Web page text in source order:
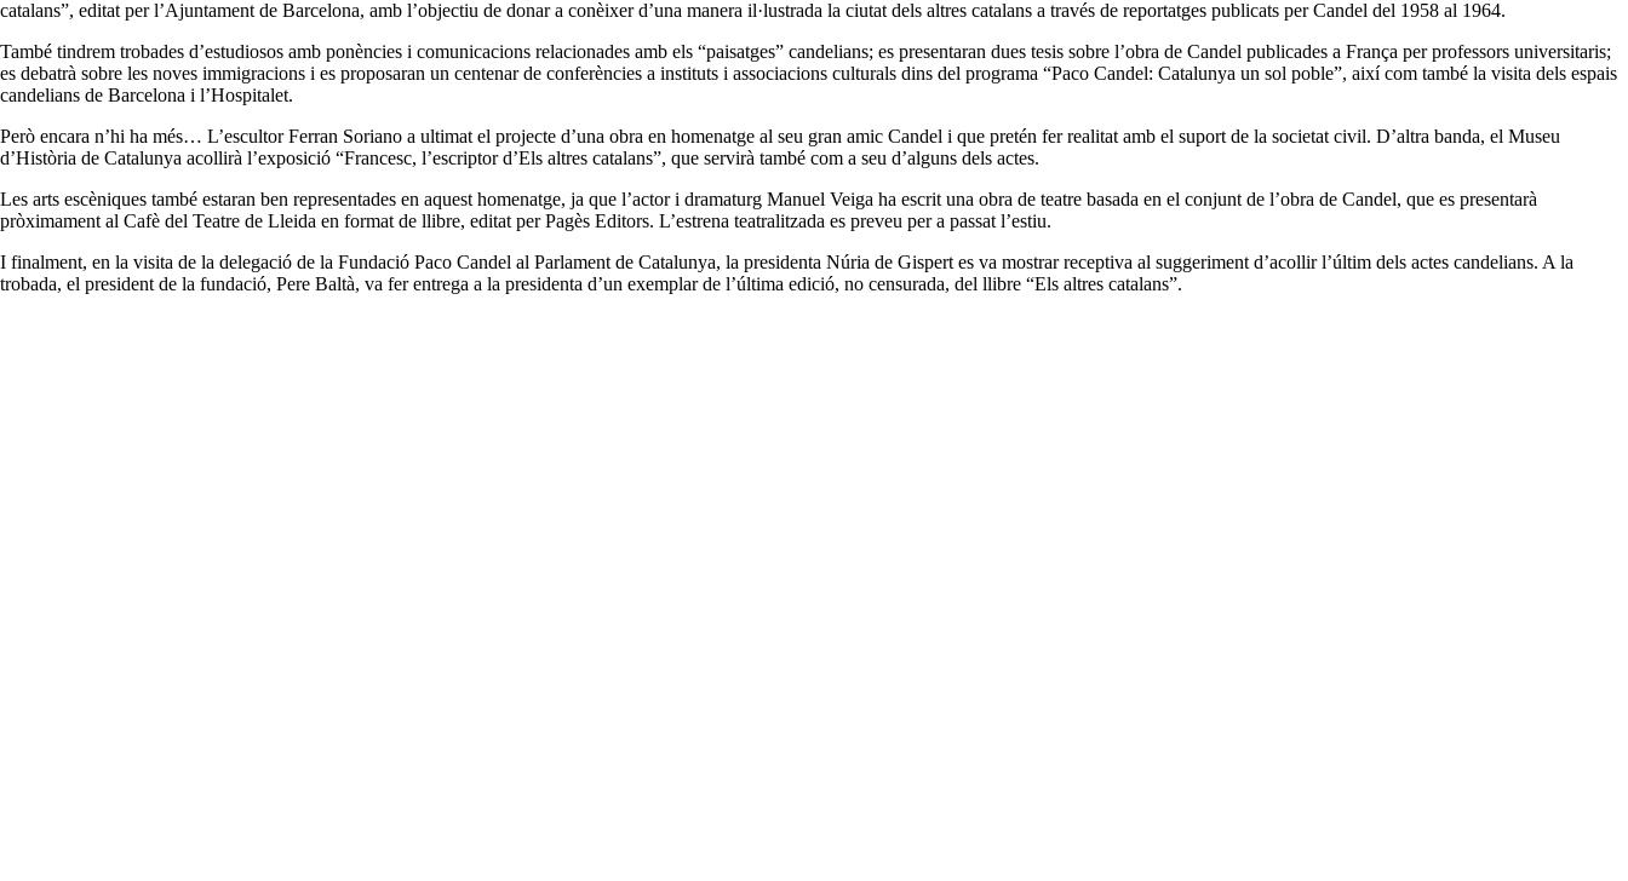
catalans”, editat per l’Ajuntament de Barcelona, amb l’objectiu de donar a conèixer d’una manera il·lustrada la ciutat dels altres catalans a través de reportatges publicats per Candel del 1958 al 1964.
També tindrem trobades d’estudiosos amb ponències i comunicacions relacionades amb els “paisatges” candelians; es presentaran dues tesis sobre l’obra de Candel publicades a França per professors universitaris;
es debatrà sobre les noves immigracions i es proposaran un centenar de conferències a instituts i associacions culturals dins del programa “Paco Candel: Catalunya un sol poble”, així com també la visita dels espais
candelians de Barcelona i l’Hospitalet.
Però encara n’hi ha més… L’escultor Ferran Soriano a ultimat el projecte d’una obra en homenatge al seu gran amic Candel i que pretén fer realitat amb el suport de la societat civil. D’altra banda, el Museu
d’Història de Catalunya acollirà l’exposició “Francesc, l’escriptor d’Els altres catalans”, que servirà també com a seu d’alguns dels actes.
Les arts escèniques també estaran ben representades en aquest homenatge, ja que l’actor i dramaturg Manuel Veiga ha escrit una obra de teatre basada en el conjunt de l’obra de Candel, que es presentarà
pròximament al Cafè del Teatre de Lleida en format de llibre, editat per Pagès Editors. L’estrena teatralitzada es preveu per a passat l’estiu.
I finalment, en la visita de la delegació de la Fundació Paco Candel al Parlament de Catalunya, la presidenta Núria de Gispert es va mostrar receptiva al suggeriment d’acollir l’últim dels actes candelians. A la
trobada, el president de la fundació, Pere Baltà, va fer entrega a la presidenta d’un exemplar de l’última edició, no censurada, del llibre “Els altres catalans”.